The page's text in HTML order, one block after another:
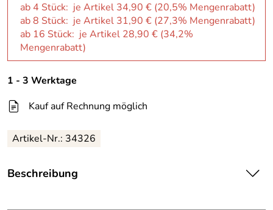
ab 4 Stück: je Artikel 34,90 € (20,5% Mengenrabatt)
ab 8 Stück: je Artikel 31,90 € (27,3% Mengenrabatt)
ab 16 Stück: je Artikel 28,90 € (34,2%
Mengenrabatt)
1 - 3 Werktage
Kauf auf Rechnung möglich
Artikel-Nr.: 34326
Beschreibung